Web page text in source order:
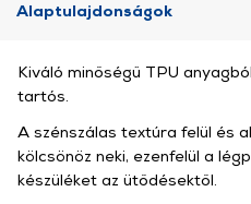
Alaptulajdonságok
Kiváló minőségű TPU
tartós.
A szénszálas textúra felül és
kölcsönöz neki, ezenfelül a
készüléket az ütődésektől.